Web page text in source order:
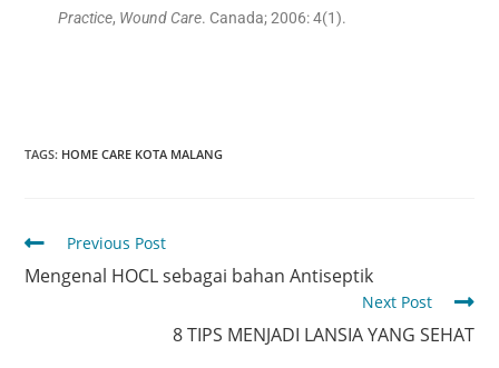
Practice, Wound Care. Canada; 2006: 4(1).
TAGS: HOME CARE KOTA MALANG
Previous Post
Mengenal HOCL sebagai bahan Antiseptik
Next Post
8 TIPS MENJADI LANSIA YANG SEHAT